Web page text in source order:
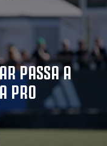
PASSA A
PRO